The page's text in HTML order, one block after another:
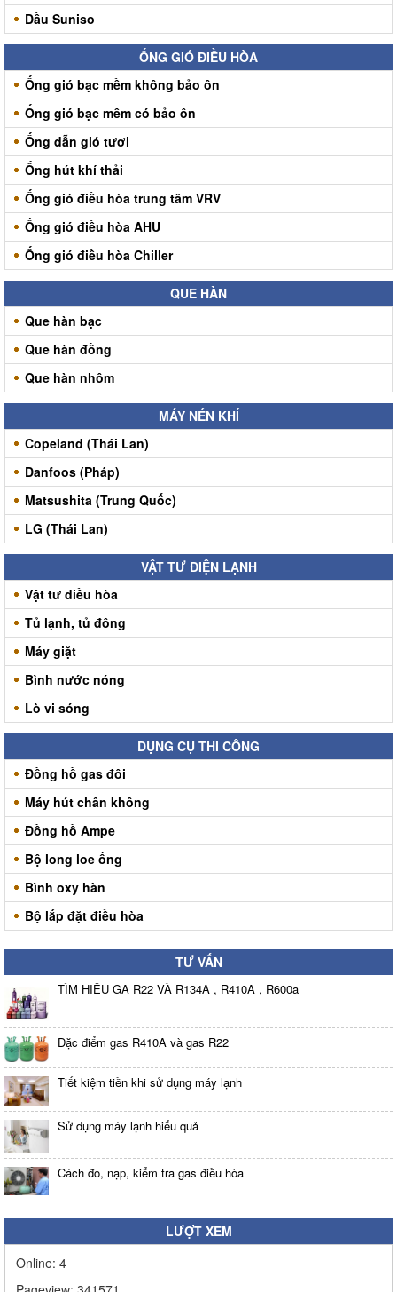
Dầu Suniso
ỐNG GIÓ ĐIỀU HÒA
Ống gió bạc mềm không bảo ôn
Ống gió bạc mềm có bảo ôn
Ống dẫn gió tươi
Ống hút khí thải
Ống gió điều hòa trung tâm VRV
Ống gió điều hòa AHU
Ống gió điều hòa Chiller
QUE HÀN
Que hàn bạc
Que hàn đồng
Que hàn nhôm
MÁY NÉN KHÍ
Copeland (Thái Lan)
Danfoos (Pháp)
Matsushita (Trung Quốc)
LG (Thái Lan)
VẬT TƯ ĐIỆN LẠNH
Vật tư điều hòa
Tủ lạnh, tủ đông
Máy giặt
Bình nước nóng
Lò vi sóng
DỤNG CỤ THI CÔNG
Đồng hồ gas đôi
Máy hút chân không
Đồng hồ Ampe
Bộ long loe ống
Bình oxy hàn
Bộ lắp đặt điều hòa
TƯ VẤN
TÌM HIỂU GA R22 VÀ R134A , R410A , R600a
Đặc điểm gas R410A và gas R22
Tiết kiệm tiền khi sử dụng máy lạnh
Sử dụng máy lạnh hiểu quả
Cách đo, nạp, kiểm tra gas điều hòa
LƯỢT XEM
Online: 4